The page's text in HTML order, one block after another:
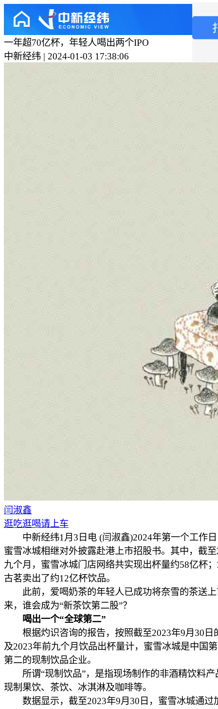
一年超70亿杯，年轻人喝出两个IPO
中新经纬 | 2024-01-03 17:38:06
闫淑鑫
逛吃逛喝请上车
中新经纬1月3日电 (闫淑鑫)2024年第一个工作日
蜜雪冰城相继对外披露赴港上市招股书。其中，截
九个月，蜜雪冰城门店网络共实现出杯量约58亿杯
古茗卖出了约12亿杯饮品。
此前，爱喝奶茶的年轻人已成功将奈雪的茶送上
来，谁会成为“新茶饮第二股”？
喝出一个“全球第二”
根据灼识咨询的报告，按照截至2023年9月30日
及2023年前九个月饮品出杯量计，蜜雪冰城是中国
第二的现制饮品企业。
所谓“现制饮品”，是指现场制作的非酒精饮料产
现制果饮、茶饮、冰淇淋及咖啡等。
数据显示，截至2023年9月30日，蜜雪冰城通过